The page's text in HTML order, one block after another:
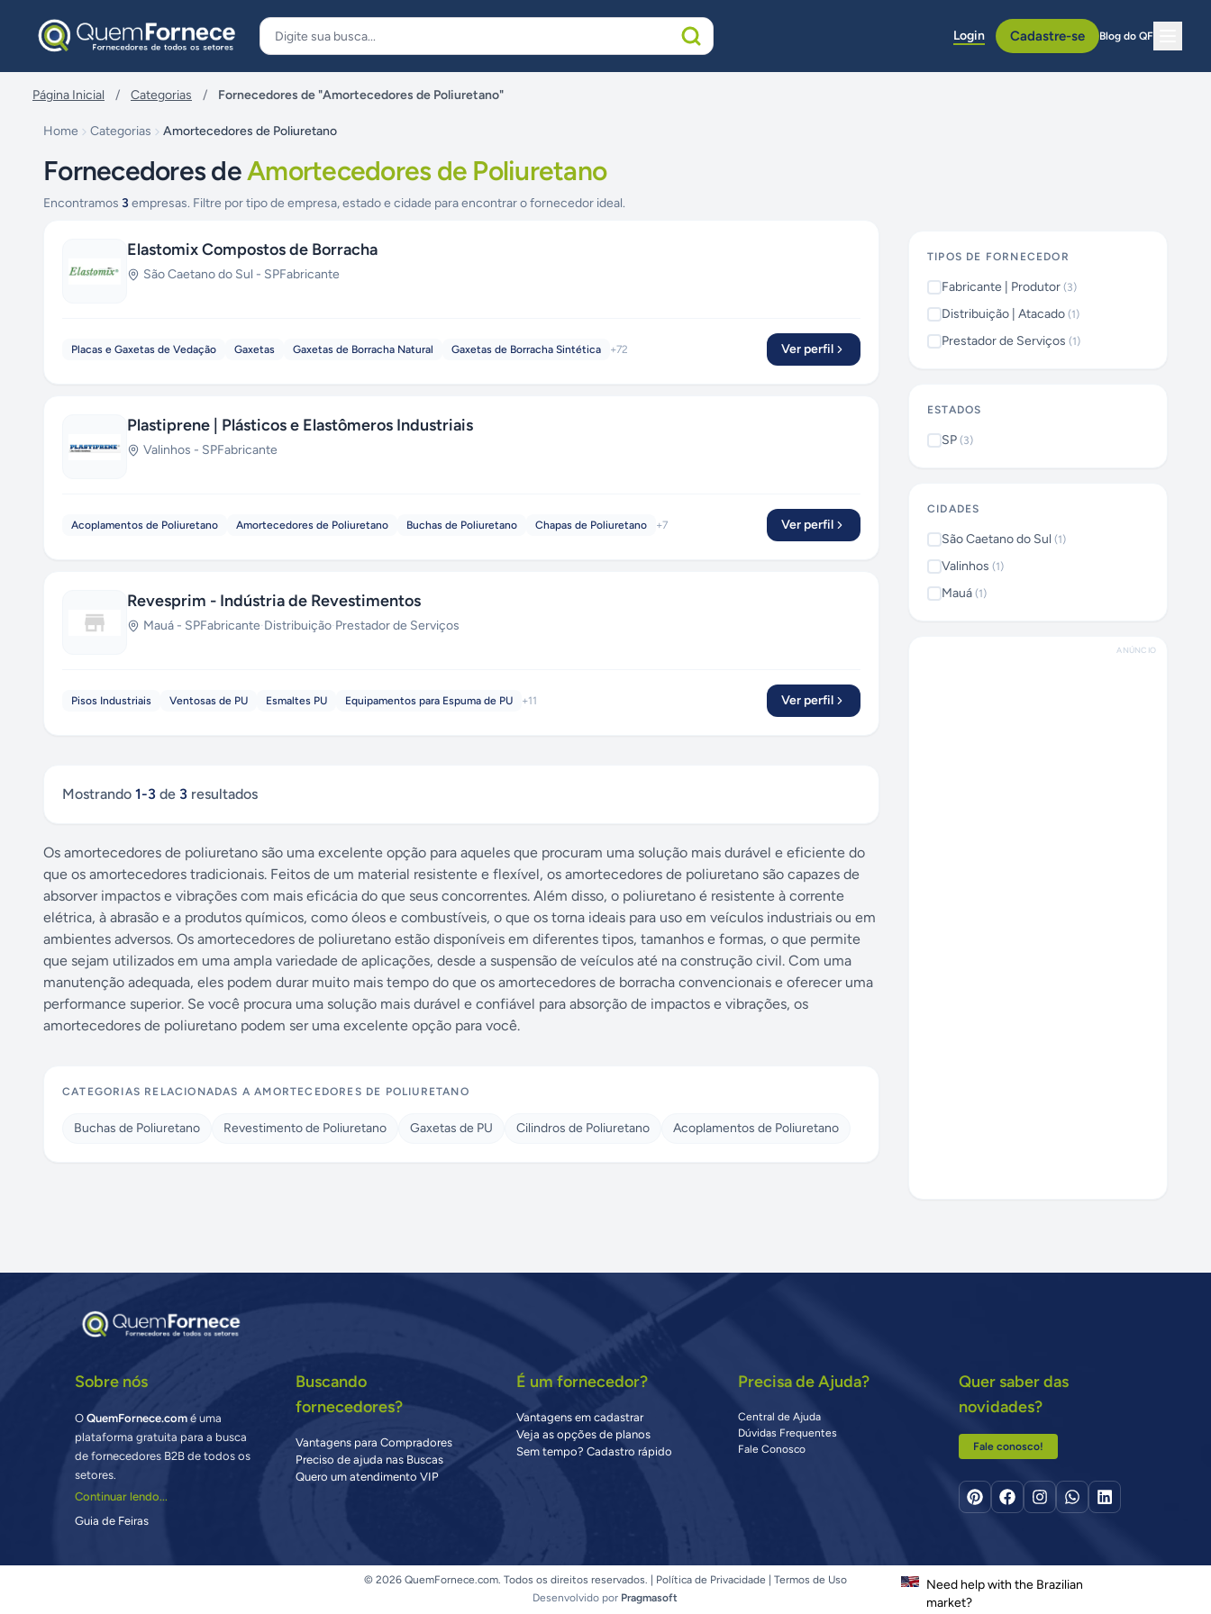
Login Cadastre-se Blog do QF
Página Inicial / Categorias / Fornecedores de "Amortecedores de Poliuretano"
Home Categorias Amortecedores de Poliuretano
Fornecedores deAmortecedores de Poliuretano
Encontramos 3 empresas. Filtre por tipo de empresa, estado e cidade para encontrar o fornecedor ideal.
Elastomix Compostos de Borracha
São Caetano do Sul - SPFabricante
Placas e Gaxetas de Vedação Gaxetas Gaxetas de Borracha Natural Gaxetas de Borracha Sintética +72 Ver perfil
Plastiprene | Plásticos e Elastômeros Industriais
Valinhos - SPFabricante
Acoplamentos de Poliuretano Amortecedores de Poliuretano Buchas de Poliuretano Chapas de Poliuretano +7 Ver perfil
Revesprim - Indústria de Revestimentos
Mauá - SPFabricante·Distribuição·Prestador de Serviços
Pisos Industriais Ventosas de PU Esmaltes PU Equipamentos para Espuma de PU +11 Ver perfil
Mostrando 1-3 de 3 resultados
Os amortecedores de poliuretano são uma excelente opção para aqueles que procuram uma solução mais durável e eficiente do
que os amortecedores tradicionais. Feitos de um material resistente e flexível, os amortecedores de poliuretano são capazes de
absorver impactos e vibrações com mais eficácia do que seus concorrentes. Além disso, o poliuretano é resistente à corrente
elétrica, à abrasão e a produtos químicos, como óleos e combustíveis, o que os torna ideais para uso em veículos industriais ou em
ambientes adversos. Os amortecedores de poliuretano estão disponíveis em diferentes tipos, tamanhos e formas, o que permite
que sejam utilizados em uma ampla variedade de aplicações, desde a suspensão de veículos até na construção civil. Com uma
manutenção adequada, eles podem durar muito mais tempo do que os amortecedores de borracha convencionais e oferecer uma
performance superior. Se você procura uma solução mais durável e confiável para absorção de impactos e vibrações, os
amortecedores de poliuretano podem ser uma excelente opção para você.
CATEGORIAS RELACIONADAS AAMORTECEDORES DE POLIURETANO
Buchas de Poliuretano Revestimento de Poliuretano Gaxetas de PU Cilindros de Poliuretano Acoplamentos de Poliuretano
TIPOS DE FORNECEDOR
Fabricante | Produtor (3)
Distribuição | Atacado (1)
Prestador de Serviços (1)
ESTADOS
SP (3)
CIDADES
São Caetano do Sul (1)
Valinhos (1)
Mauá (1)
ANÚNCIO
Sobre nós
OQuemFornece.com é uma
plataforma gratuita para a busca
de fornecedores B2B de todos os
setores.
Continuar lendo...
Guia de Feiras
Buscando
fornecedores?
Vantagens para Compradores
Preciso de ajuda nas Buscas
Quero um atendimento VIP
É um fornecedor?
Vantagens em cadastrar
Veja as opções de planos
Sem tempo? Cadastro rápido
Precisa de Ajuda?
Central de Ajuda
Dúvidas Frequentes
Fale Conosco
Quer saber das
novidades?
Fale conosco!
© 2026 QuemFornece.com. Todos os direitos reservados. | Política de Privacidade
Termos de Uso
Desenvolvido por Pragmasoft
Need help with the Brazilian
market?